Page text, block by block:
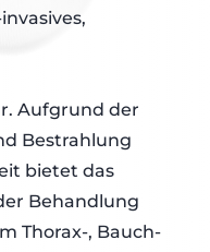
Aufgrund der
Bestrahlung
bietet das
Behandlung
Thorax-, Bauch-